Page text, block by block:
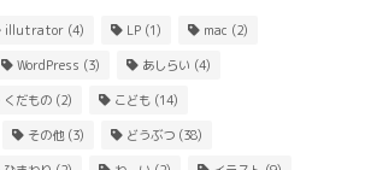
illutrator (4) LP (1) mac (2)
WordPress (3) あしらい (4)
くだもの (2) こども (14)
その他(3) どうぶつ (38)